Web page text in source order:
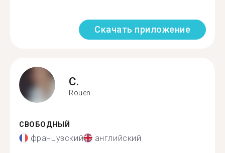
Скачать приложение
C.
Rouen
СВОБОДНЫЙ
французский английский